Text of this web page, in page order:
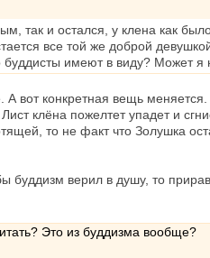
так и остался, у клена как
все той же доброй
имеют в виду? Может я
вот конкретная вещь меняется.
клёна пожелтет упадет и
то не факт что Золушка
буддизм верил в душу, то
Это из буддизма вообще?